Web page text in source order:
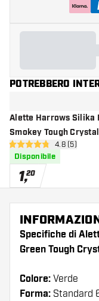
POTREBBERO
Alette Harrows Silika
Smokey Tough
apri pannello
4.8 stelle di valutazione
4.8 (5)
Disponibile
1,20
Specifiche di
Green Tough
Colore: Verde
Forma: Standard